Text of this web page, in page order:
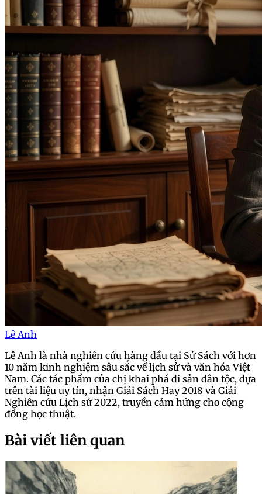
Lê Anh
Lê Anh là nhà nghiên cứu hàng đầu tại Sử Sách với hơn
10 năm kinh nghiệm sâu sắc về lịch sử và văn hóa Việt
Nam. Các tác phẩm của chị khai phá di sản dân tộc, dựa
trên tài liệu uy tín, nhận Giải Sách Hay 2018 và Giải
Nghiên cứu Lịch sử 2022, truyền cảm hứng cho cộng
đồng học thuật.
Bài viết liên quan